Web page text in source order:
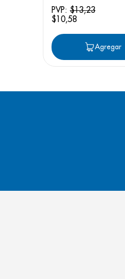
unidades
PVP: $13,23
$10,58
Agregar